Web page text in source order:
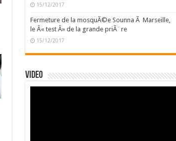
15/12/2017
Fermeture de la mosquÃ©e Sounna Ã Marseille,
le Â« test Â» de la grande priÃ¨re
15/12/2017
Video